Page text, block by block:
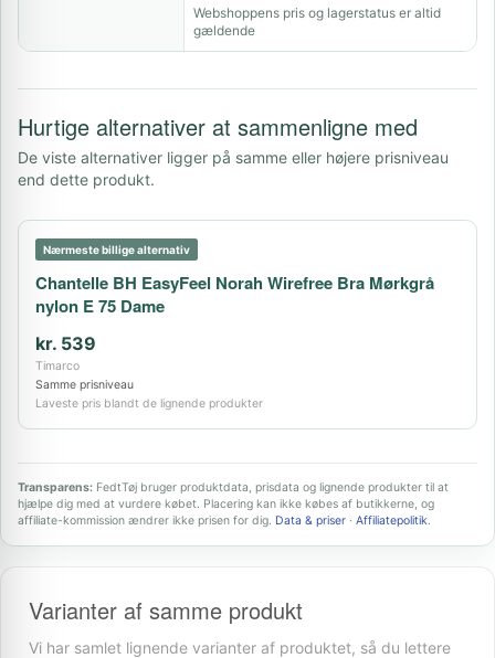
Webshoppens pris og lagerstatus er altid
gældende
Hurtige alternativer at sammenligne med
De viste alternativer ligger på samme eller højere prisniveau
end dette produkt.
Nærmeste billige alternativ
Chantelle BH EasyFeel Norah Wirefree Bra Mørkgrå
nylon E 75 Dame
kr. 539
Timarco
Samme prisniveau
Laveste pris blandt de lignende produkter
Transparens: FedtTøj bruger produktdata, prisdata og lignende produkter til at
hjælpe dig med at vurdere købet. Placering kan ikke købes af butikkerne, og
affiliate-kommission ændrer ikke prisen for dig. Data & priser · Affiliatepolitik.
Varianter af samme produkt
Vi har samlet lignende varianter af produktet, så du lettere